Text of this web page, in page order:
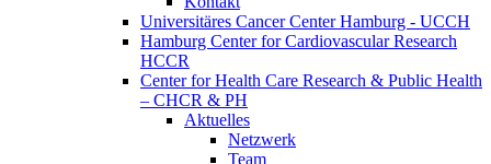
Universitäres Cancer Center Hamburg - UCCH
Hamburg Center for Cardiovascular Research
HCCR
Center for Health Care Research & Public Health
– CHCR & PH
Aktuelles
Netzwerk
Team